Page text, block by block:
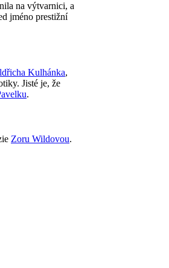
na výtvarnici, a
jméno prestižní
Kulhánka,
Jisté je, že
.
Zoru Wildovou.